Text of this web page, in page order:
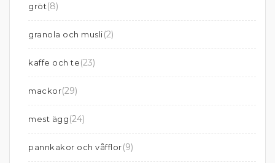
gröt(8)
granola och musli(2)
kaffe och te(23)
mackor(29)
mest ägg(24)
pannkakor och våfflor(9)